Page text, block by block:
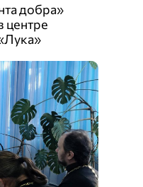
добра»
центре